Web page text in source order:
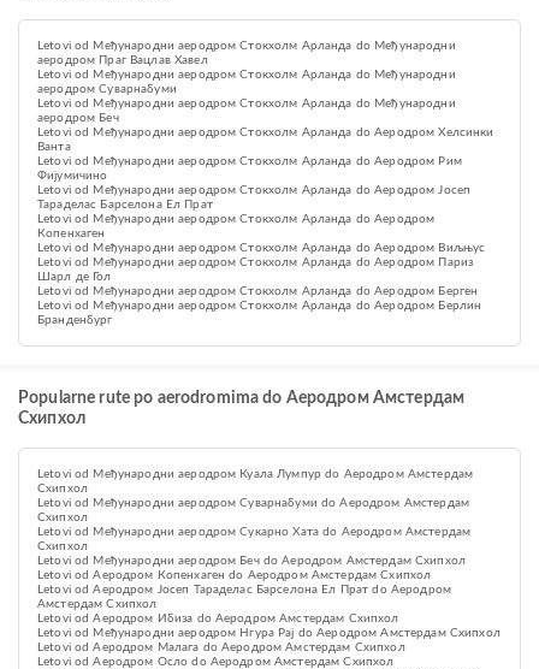
Letovi od Међународни аеродром Стокхолм Арланда do Међународни
аеродром Праг Вацлав Хавел
Letovi od Међународни аеродром Стокхолм Арланда do Међународни
аеродром Суварнабуми
Letovi od Међународни аеродром Стокхолм Арланда do Међународни
аеродром Беч
Letovi od Међународни аеродром Стокхолм Арланда do Аеродром Хелсинки
Ванта
Letovi od Међународни аеродром Стокхолм Арланда do Аеродром Рим
Фијумичино
Letovi od Међународни аеродром Стокхолм Арланда do Аеродром Јосеп
Тараделас Барселона Ел Прат
Letovi od Међународни аеродром Стокхолм Арланда do Аеродром
Копенхаген
Letovi od Међународни аеродром Стокхолм Арланда do Аеродром Виљњус
Letovi od Међународни аеродром Стокхолм Арланда do Aеродром Париз
Шарл де Гол
Letovi od Међународни аеродром Стокхолм Арланда do Aеродром Берген
Letovi od Међународни аеродром Стокхолм Арланда do Аеродром Берлин
Бранденбург
Popularne rute po aerodromima do Aеродром Амстердам
Схипхол
Letovi od Међународни аеродром Куала Лумпур do Aеродром Амстердам
Схипхол
Letovi od Међународни аеродром Суварнабуми do Aеродром Амстердам
Схипхол
Letovi od Међународни аеродром Сукарно Хата do Aеродром Амстердам
Схипхол
Letovi od Међународни аеродром Беч do Aеродром Амстердам Схипхол
Letovi od Аеродром Копенхаген do Aеродром Амстердам Схипхол
Letovi od Аеродром Јосеп Тараделас Барселона Ел Прат do Aеродром
Амстердам Схипхол
Letovi od Aеродром Ибиза do Aеродром Амстердам Схипхол
Letovi od Међународни аеродром Нгура Рај do Aеродром Амстердам Схипхол
Letovi od Аеродром Малага do Aеродром Амстердам Схипхол
Letovi od Aеродром Осло do Aеродром Амстердам Схипхол